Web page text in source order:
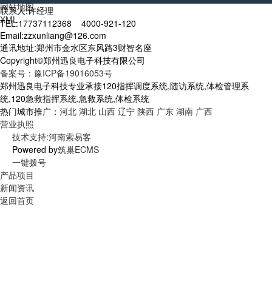
网站地图
XML
联系人:许经理
TEL:17737112368 4000-921-120
Email:zzxunliang@126.com
通讯地址:郑州市金水区东风路3财智名座
Copyright©郑州迅良电子科技有限公司
备案号：豫ICP备19016053号
郑州迅良电子科技专业承接120指挥调度系统,随访系统,体检管理系
统,120急救指挥系统,急救系统,体检系统
热门城市推广： 河北 湖北 山西 辽宁 陕西 广东 湖南 广西
营业执照
技术支持:河南索易客
Powered by筑巢ECMS
一键拨号
产品项目
新闻资讯
返回首页